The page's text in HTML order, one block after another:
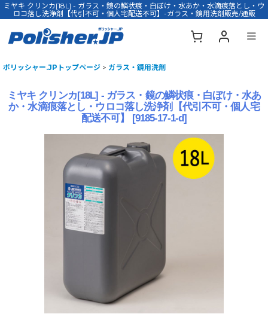
ミヤキ クリンカ[18L] - ガラス・鏡の鱗状痕・白ぼけ・水あか・水滴痕落とし・ウ
ロコ落し洗浄剤【代引不可・個人宅配送不可】-ガラス・鏡用洗剤販売/通販
ポリッシャー.JPトップページ > ガラス・鏡用洗剤
ミヤキ クリンカ[18L] - ガラス・鏡の鱗状痕・白ぼけ・水あ
か・水滴痕落とし・ウロコ落し洗浄剤【代引不可・個人宅
配送不可】
[9185-17-1-d]